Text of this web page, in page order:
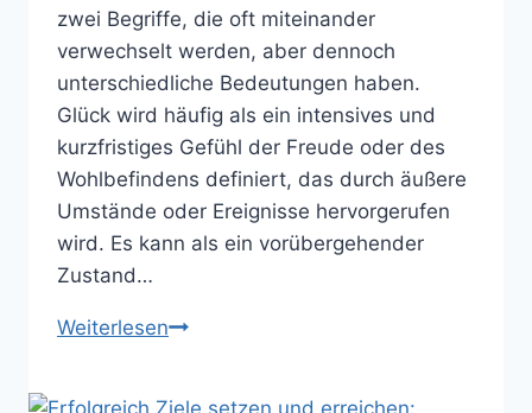
zwei Begriffe, die oft miteinander
verwechselt werden, aber dennoch
unterschiedliche Bedeutungen haben.
Glück wird häufig als ein intensives und
kurzfristiges Gefühl der Freude oder des
Wohlbefindens definiert, das durch äußere
Umstände oder Ereignisse hervorgerufen
wird. Es kann als ein vorübergehender
Zustand…
WeiterlesenGlück